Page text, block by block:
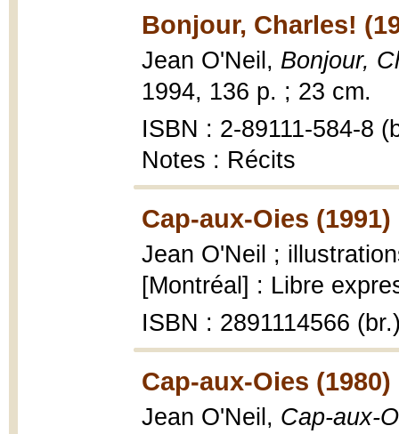
Bonjour, Charles!
Jean O'Neil, Bonjour,
1994, 136 p. ; 23 cm.
ISBN : 2-89111-584-8
Notes : Récits
Cap-aux-Oies (1991)
Jean O'Neil ;
[Montréal] : Libre
ISBN : 2891114566
Cap-aux-Oies (1980)
Jean O'Neil, Cap-aux-